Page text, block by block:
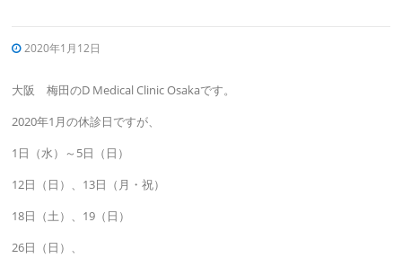
2020年1月12日
大阪 梅田のD Medical Clinic Osakaです。
2020年1月の休診日ですが、
1日（水）～5日（日）
12日（日）、13日（月・祝）
18日（土）、19（日）
26日（日）、